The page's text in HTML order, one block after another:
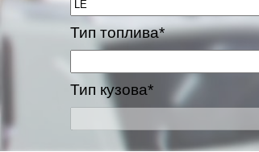
Тип топлива*
Тип кузова*